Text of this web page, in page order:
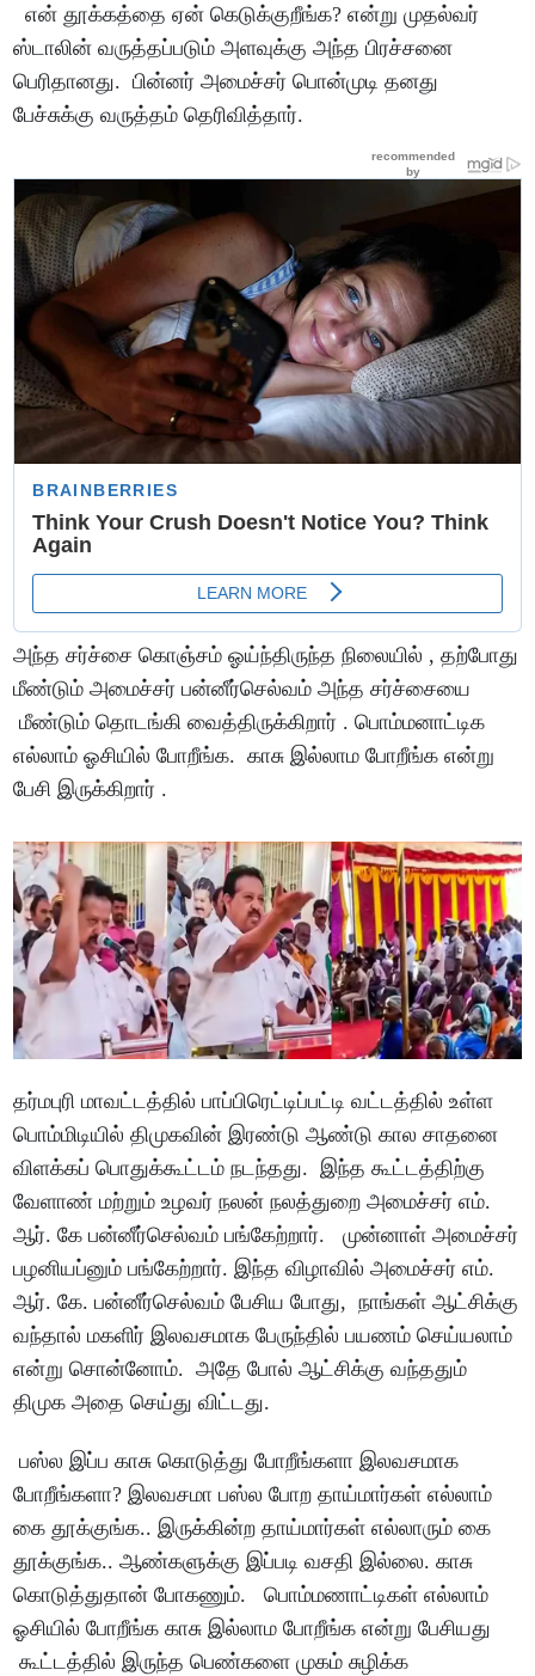
என் தூக்கத்தை ஏன் கெடுக்குறீங்க? என்று முதல்வர்
ஸ்டாலின் வருத்தப்படும் அளவுக்கு அந்த பிரச்சனை
பெரிதானது. பின்னர் அமைச்சர் பொன்முடி தனது
பேச்சுக்கு வருத்தம் தெரிவித்தார்.
அந்த சர்ச்சை கொஞ்சம் ஓய்ந்திருந்த நிலையில் , தற்போது
மீண்டும் அமைச்சர் பன்னீர்செல்வம் அந்த சர்ச்சையை
மீண்டும் தொடங்கி வைத்திருக்கிறார் . பொம்மனாட்டிக
எல்லாம் ஓசியில் போறீங்க. காசு இல்லாம போறீங்க என்று
பேசி இருக்கிறார் .
தர்மபுரி மாவட்டத்தில் பாப்பிரெட்டிப்பட்டி வட்டத்தில் உள்ள
பொம்மிடியில் திமுகவின் இரண்டு ஆண்டு கால சாதனை
விளக்கப் பொதுக்கூட்டம் நடந்தது. இந்த கூட்டத்திற்கு
வேளாண் மற்றும் உழவர் நலன் நலத்துறை அமைச்சர் எம்.
ஆர். கே பன்னீர்செல்வம் பங்கேற்றார். முன்னாள் அமைச்சர்
பழனியப்னும் பங்கேற்றார். இந்த விழாவில் அமைச்சர் எம்.
ஆர். கே. பன்னீர்செல்வம் பேசிய போது, நாங்கள் ஆட்சிக்கு
வந்தால் மகளிர் இலவசமாக பேருந்தில் பயணம் செய்யலாம்
என்று சொன்னோம். அதே போல் ஆட்சிக்கு வந்ததும்
திமுக அதை செய்து விட்டது.
பஸ்ல இப்ப காசு கொடுத்து போறீங்களா இலவசமாக
போறீங்களா? இலவசமா பஸ்ல போற தாய்மார்கள் எல்லாம்
கை தூக்குங்க.. இருக்கின்ற தாய்மார்கள் எல்லாரும் கை
தூக்குங்க.. ஆண்களுக்கு இப்படி வசதி இல்லை. காசு
கொடுத்துதான் போகணும். பொம்மணாட்டிகள் எல்லாம்
ஓசியில் போறீங்க காசு இல்லாம போறீங்க என்று பேசியது
கூட்டத்தில் இருந்த பெண்களை முகம் சுழிக்க